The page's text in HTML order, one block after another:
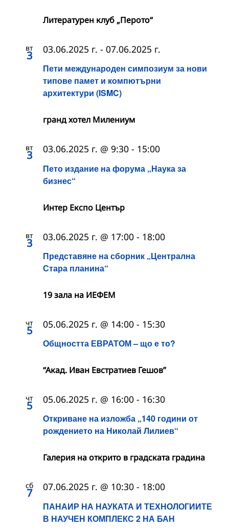
Литературен клуб „Перото“
вт
3
Пети международен симпозиум за нови
типове памет и компютърни
архитектури (ISMC)
03.06.2025 г. - 07.06.2025 г.
гранд хотел Милениум
вт
3
Пето издание на форума „Наука за
бизнес“
03.06.2025 г. @ 9:30 - 15:00
Интер Експо Център
вт
3
Представяне на сборник „Централна
Стара планина“
03.06.2025 г. @ 17:00 - 18:00
19 зала на ИЕФЕМ
чт
5
Общността ЕВРАТОМ – що е то?
05.06.2025 г. @ 14:00 - 15:30
“Акад. Иван Евстратиев Гешов”
чт
5
Откриване на изложба „140 години от
рождението на Николай Лилиев“
05.06.2025 г. @ 16:00 - 16:30
Галерия на открито в градската градина
сб
7
ПАНАИР НА НАУКАТА И ТЕХНОЛОГИИТЕ
В НАУЧЕН КОМПЛЕКС 2 НА БАН
07.06.2025 г. @ 10:30 - 18:00